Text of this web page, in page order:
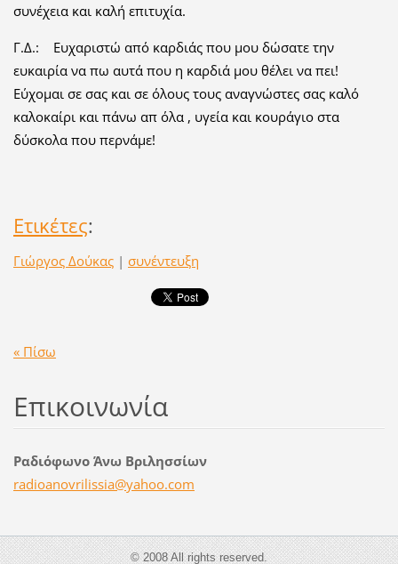
συνέχεια και καλή επιτυχία.
Γ.Δ.: Ευχαριστώ από καρδιάς που μου δώσατε την
ευκαιρία να πω αυτά που η καρδιά μου θέλει να πει!
Εύχομαι σε σας και σε όλους τους αναγνώστες σας καλό
καλοκαίρι και πάνω απ όλα , υγεία και κουράγιο στα
δύσκολα που περνάμε!
Ετικέτες:
Γιώργος Δούκας | συνέντευξη
« Πίσω
Επικοινωνία
Ραδιόφωνο Άνω Βριλησσίων
radioanovrilissia@yahoo.com
© 2008 All rights reserved.